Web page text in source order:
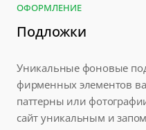
ОФОРМЛЕНИЕ
Подложки
Уникальные фоновые
фирменных элементов
паттерны или
сайт уникальным и